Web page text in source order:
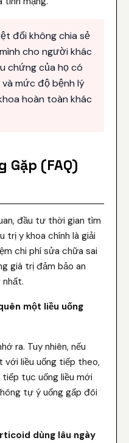
đối không chia sẻ
cho người khác
chứng của họ có
mức độ bệnh lý
hoàn toàn khác
Gặp (FAQ)
đầu tư thời gian tìm
trị y khoa chính là giải
chi phí sửa chữa sai
giá trị đảm bảo an
một liều uống
ra. Tuy nhiên, nếu
với liều uống tiếp theo,
tiếp tục uống liều mới
tự ý uống gấp đôi
dùng lâu ngày